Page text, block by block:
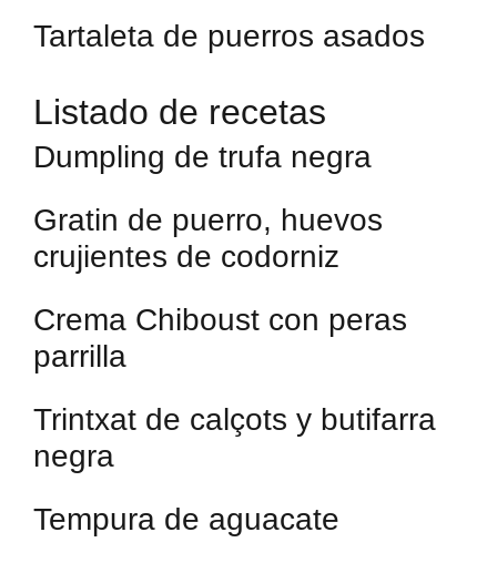
Tartaleta de puerros asados
Listado de recetas
Dumpling de trufa negra
Gratin de puerro, huevos
crujientes de codorniz
Crema Chiboust con peras
parrilla
Trintxat de calçots y butifarra
negra
Tempura de aguacate